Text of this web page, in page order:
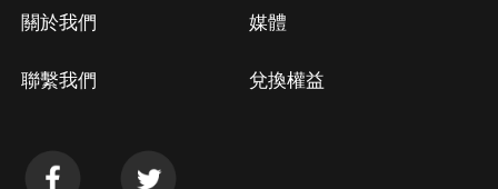
關於我們
聯繫我們
媒體
兌換權益